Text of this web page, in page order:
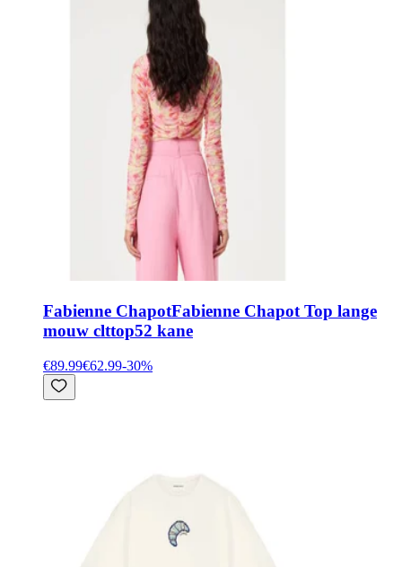
Fabienne ChapotFabienne Chapot Top lange
mouw clttop52 kane
€89.99€62.99-30%